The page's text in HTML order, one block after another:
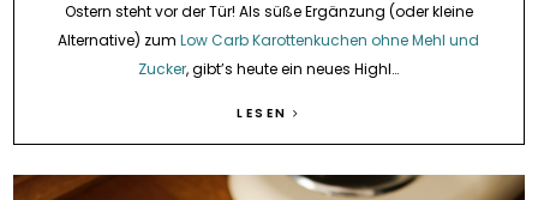
Ostern steht vor der Tür! Als süße Ergänzung (oder kleine
Alternative) zumLow Carb Karottenkuchen ohne Mehl und
Zucker, gibt’s heute ein neues Highl…
LESEN